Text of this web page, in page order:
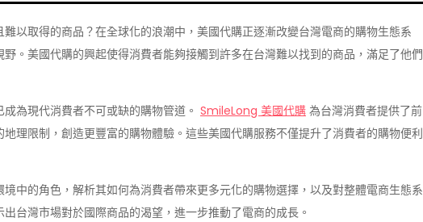
以取得的商品？在全球化的浪潮中，美國代購正逐漸改變台灣電商的購物生態系
。美國代購的興起使得消費者能夠接觸到許多在台灣難以找到的商品，滿足了他們
為現代消費者不可或缺的購物管道。 SmileLong 美國代購 為台灣消費者提供了前
理限制，創造更豐富的購物體驗。這些美國代購服務不僅提升了消費者的購物便利
中的角色，解析其如何為消費者帶來更多元化的購物選擇，以及對整體電商生態系
台灣市場對於國際商品的渴望，進一步推動了電商的成長。